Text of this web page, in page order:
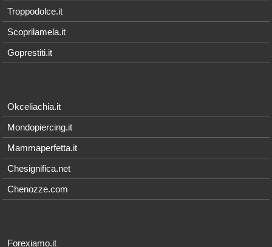
Troppodolce.it
Scoprilamela.it
Goprestiti.it
Okceliachia.it
Mondopiercing.it
Mammaperfetta.it
Chesignifica.net
Chenozze.com
Forexiamo.it